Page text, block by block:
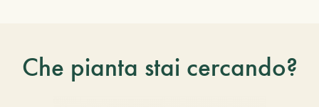
Che pianta stai cercando?